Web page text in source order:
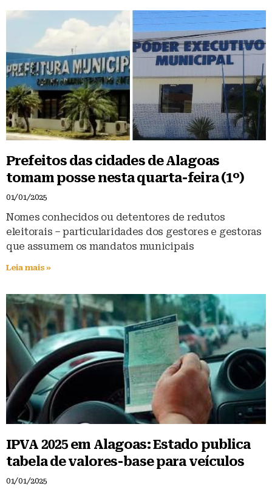
Prefeitos das cidades de Alagoas
tomam posse nesta quarta-feira (1º)
01/01/2025
Nomes conhecidos ou detentores de redutos
eleitorais – particularidades dos gestores e gestoras
que assumem os mandatos municipais
Leia mais »
IPVA 2025 em Alagoas: Estado publica
tabela de valores-base para veículos
01/01/2025